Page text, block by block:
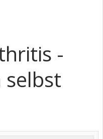
-
selbst